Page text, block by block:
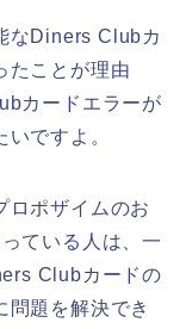
なDiners Clubカ
たことが理由
カードエラーが
ですよ。
ロポザイムのお
ている人は、一
Clubカードの
問題を解決でき